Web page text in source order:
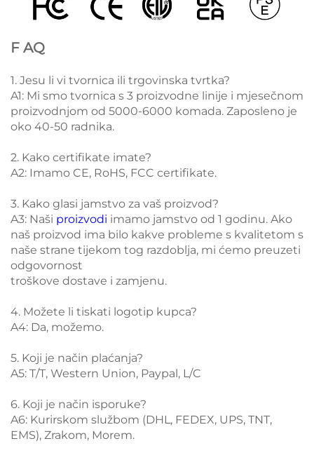
F AQ
1. Jesu li vi tvornica ili trgovinska tvrtka?
A1: Mi smo tvornica s 3 proizvodne linije i mjesečnom
proizvodnjom od 5000-6000 komada. Zaposleno je
oko 40-50 radnika.
2. Kako certifikate imate?
A2: Imamo CE, RoHS, FCC certifikate.
3. Kako glasi jamstvo za vaš proizvod?
A3: Naši proizvodi imamo jamstvo od 1 godinu. Ako
naš proizvod ima bilo kakve probleme s kvalitetom s
naše strane tijekom tog razdoblja, mi ćemo preuzeti
odgovornost
troškove dostave i zamjenu.
4. Možete li tiskati logotip kupca?
A4: Da, možemo.
5. Koji je način plaćanja?
A5: T/T, Western Union, Paypal, L/C
6. Koji je način isporuke?
A6: Kurirskom službom (DHL, FEDEX, UPS, TNT,
EMS), Zrakom, Morem.